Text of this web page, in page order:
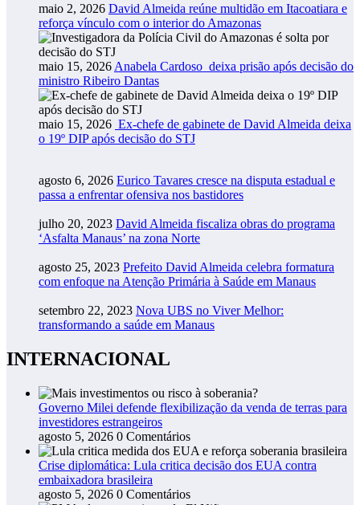
maio 2, 2026 David Almeida reúne multidão em Itacoatiara e
reforça vínculo com o interior do Amazonas
maio 15, 2026 Anabela Cardoso deixa prisão após decisão do
ministro Ribeiro Dantas
maio 15, 2026 Ex-chefe de gabinete de David Almeida deixa
o 19º DIP após decisão do STJ
agosto 6, 2026 Eurico Tavares cresce na disputa estadual e
passa a enfrentar ofensiva nos bastidores
julho 20, 2023 David Almeida fiscaliza obras do programa
‘Asfalta Manaus’ na zona Norte
agosto 25, 2023 Prefeito David Almeida celebra formatura
com enfoque na Atenção Primária à Saúde em Manaus
setembro 22, 2023 Nova UBS no Viver Melhor:
transformando a saúde em Manaus
INTERNACIONAL
Governo Milei defende flexibilização da venda de terras para
investidores estrangeiros
agosto 5, 2026 0 Comentários
Crise diplomática: Lula critica decisão dos EUA contra
embaixadora brasileira
agosto 5, 2026 0 Comentários